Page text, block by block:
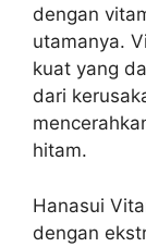
dengan
utamanya.
kuat yang
dari
hitam.
Hanasui
dengan